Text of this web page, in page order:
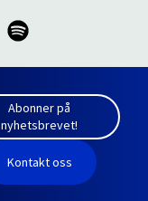
Abonner på
nyhetsbrevet!
Kontakt oss